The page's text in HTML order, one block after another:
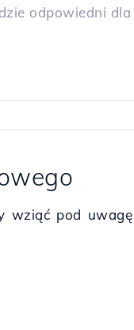
odpowiedni dla
wziąć pod